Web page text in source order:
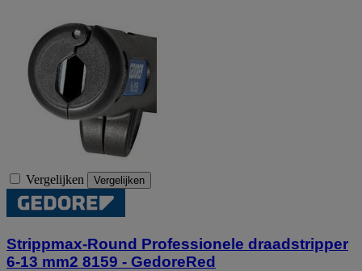
Vergelijken Vergelijken
Strippmax-Round Professionele draadstripper
6-13 mm2 8159 - GedoreRed